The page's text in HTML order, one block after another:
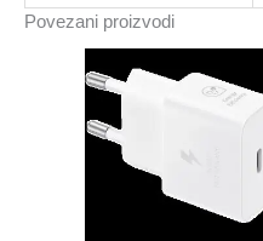
Povezani proizvodi